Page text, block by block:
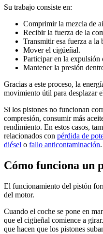
Su trabajo consiste en:
Comprimir la mezcla de
Recibir la fuerza de la
Transmitir esa fuerza a la
Mover el cigüeñal.
Participar en la expulsión
Mantener la presión
Gracias a este proceso, la
movimiento útil para desplazar
Si los pistones no funcionan
compresión, consumir más
rendimiento. En estos casos,
relacionados con pérdida de
diésel o fallo anticontaminación.
Cómo funciona un
El funcionamiento del pistón
del motor.
Cuando el coche se pone en
que el cigüeñal comience a
que hacen que los pistones